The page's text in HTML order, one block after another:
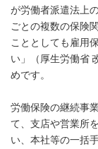
が労働者派遣法上
ごとの複数の保険
こととしても雇用
い」（厚生労働省
めです。
労働保険の継続事
て、支店や営業所
い、本社等の一括